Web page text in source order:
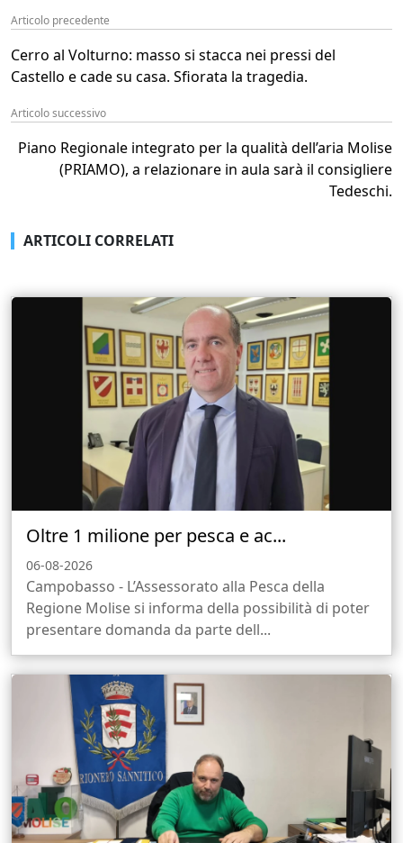
Articolo precedente
Cerro al Volturno: masso si stacca nei pressi del
Castello e cade su casa. Sfiorata la tragedia.
Articolo successivo
Piano Regionale integrato per la qualità dell’aria Molise
(PRIAMO), a relazionare in aula sarà il consigliere
Tedeschi.
ARTICOLI CORRELATI
Oltre 1 milione per pesca e ac...
06-08-2026
Campobasso - L’Assessorato alla Pesca della
Regione Molise si informa della possibilità di poter
presentare domanda da parte dell...